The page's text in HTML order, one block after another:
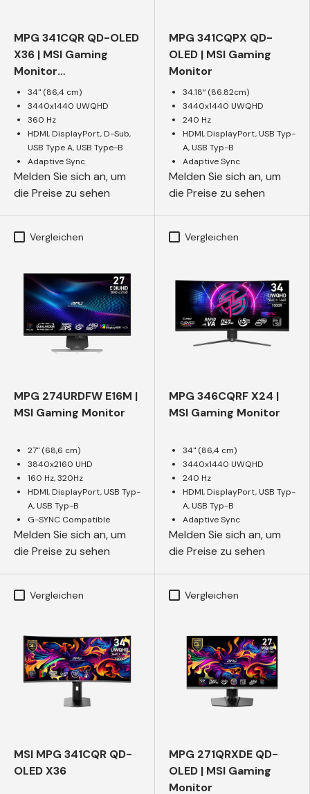
MPG 341CQR QD-OLED
X36 | MSI Gaming
Monitor
****Verpackung leicht
beschädigt****
34" (86,4 cm)
3440x1440 UWQHD
360 Hz
HDMI, DisplayPort, D-Sub,
USB Type A, USB Type-B
Adaptive Sync
Melden Sie sich an, um
die Preise zu sehen
MPG 341CQPX QD-
OLED | MSI Gaming
Monitor
34.18“ (86.82cm)
3440x1440 UWQHD
240 Hz
HDMI, DisplayPort, USB Typ-
A, USB Typ-B
Adaptive Sync
Melden Sie sich an, um
die Preise zu sehen
Vergleichen
MPG 274URDFW E16M |
MSI Gaming Monitor
27" (68,6 cm)
3840x2160 UHD
160 Hz, 320Hz
HDMI, DisplayPort, USB Typ-
A, USB Typ-B
G-SYNC Compatible
Melden Sie sich an, um
die Preise zu sehen
Vergleichen
MPG 346CQRF X24 |
MSI Gaming Monitor
34" (86,4 cm)
3440x1440 UWQHD
240 Hz
HDMI, DisplayPort, USB Typ-
A, USB Typ-B
Adaptive Sync
Melden Sie sich an, um
die Preise zu sehen
Vergleichen
MSI MPG 341CQR QD-
OLED X36
Vergleichen
MPG 271QRXDE QD-
OLED | MSI Gaming
Monitor